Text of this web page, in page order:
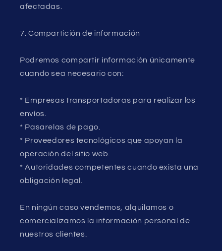
afectadas.
7. Compartición de información
Podremos compartir información únicamente
cuando sea necesario con:
* Empresas transportadoras para realizar los
envíos.
* Pasarelas de pago.
* Proveedores tecnológicos que apoyan la
operación del sitio web.
* Autoridades competentes cuando exista una
obligación legal.
En ningún caso vendemos, alquilamos o
comercializamos la información personal de
nuestros clientes.